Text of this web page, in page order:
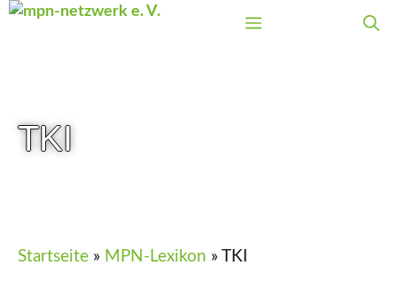
Zum
Menü
TKI
Startseite » MPN-Lexikon » TKI